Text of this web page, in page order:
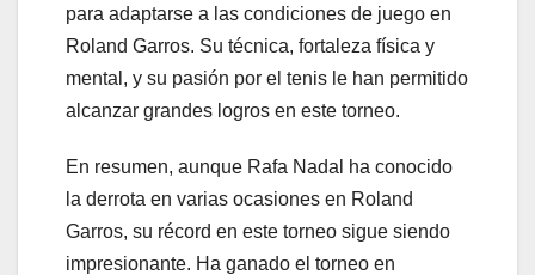
para adaptarse a las condiciones de juego en
Roland Garros. Su técnica, fortaleza física y
mental, y su pasión por el tenis le han permitido
alcanzar grandes logros en este torneo.
En resumen, aunque Rafa Nadal ha conocido
la derrota en varias ocasiones en Roland
Garros, su récord en este torneo sigue siendo
impresionante. Ha ganado el torneo en